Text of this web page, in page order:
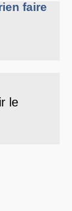
faire
le